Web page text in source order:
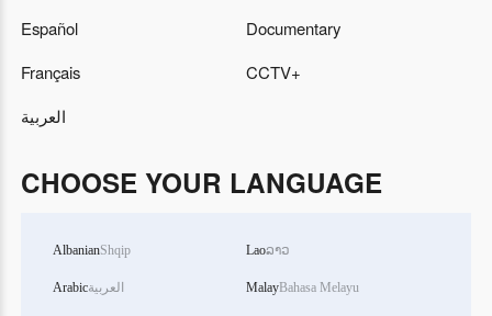
Español
Français
العربية
Documentary
CCTV+
CHOOSE YOUR LANGUAGE
AlbanianShqip
Arabicالعربية
Laoລາວ
MalayBahasa Melayu